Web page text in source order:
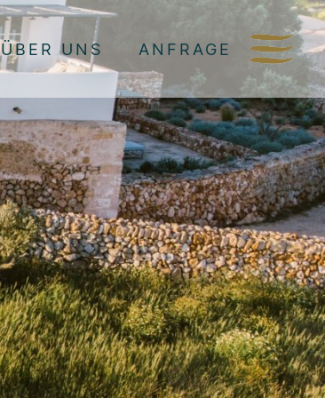
ÜBER UNS ANFRAGE